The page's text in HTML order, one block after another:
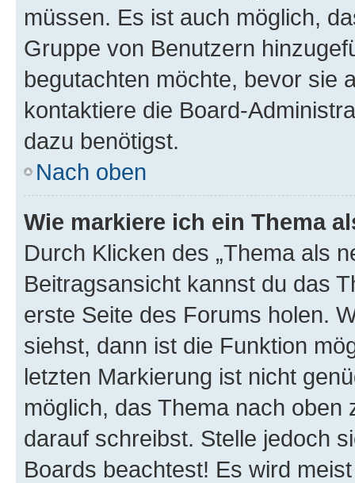
müssen. Es ist auch möglich,
Gruppe von Benutzern
begutachten möchte, bevor sie
kontaktiere die Board-
dazu benötigst.
Nach oben
Wie markiere ich ein Thema
Durch Klicken des „Thema als
Beitragsansicht kannst du das
erste Seite des Forums holen.
siehst, dann ist die Funktion
letzten Markierung ist nicht
möglich, das Thema nach oben
darauf schreibst. Stelle jedoch
Boards beachtest! Es wird